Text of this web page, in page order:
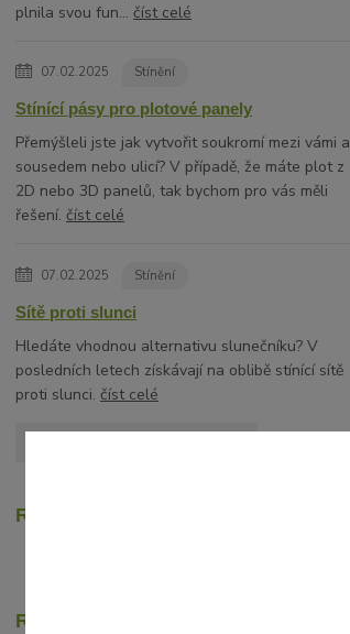
plnila svou fun...číst celé
07.02.2025 Stínění
Stínící pásy pro plotové panely
Přemýšleli jste jak vytvořit soukromí mezi vámi a
sousedem nebo ulicí? V případě, že máte plot z
2D nebo 3D panelů, tak bychom pro vás měli
řešení.číst celé
07.02.2025 Stínění
Sítě proti slunci
Hledáte vhodnou alternativu slunečníku? V
posledních letech získávají na oblibě stínící sítě
proti slunci.číst celé
Recenze zákazníků
Rychlé online platby